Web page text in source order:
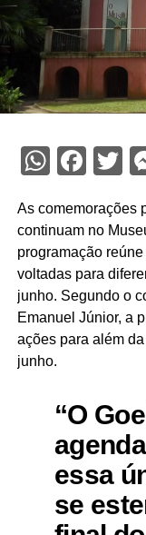
As comemorações
continuam no
programação
voltadas para
junho. Segundo o
Emanuel Júnior, a
ações para além
junho.
“O
essa
se